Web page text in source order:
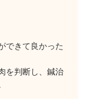
できて良かった
を判断し、鍼治